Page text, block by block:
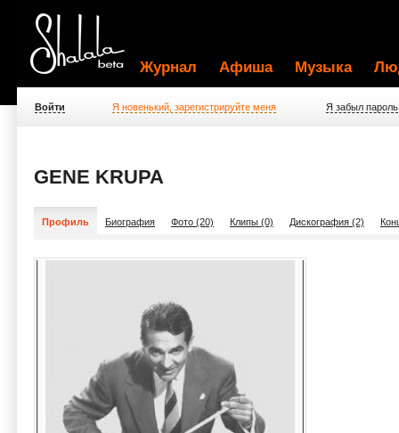
Журнал Афиша Музыка
Войти Я новенький, зарегистрируйте меня Я забыл пароль
GENE KRUPA
Профиль Биография Фото (20) Клипы (0) Дискография (2)